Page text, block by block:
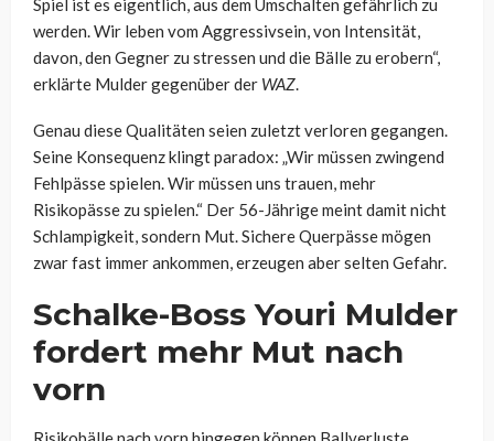
Spiel ist es eigentlich, aus dem Umschalten gefährlich zu
werden. Wir leben vom Aggressivsein, von Intensität,
davon, den Gegner zu stressen und die Bälle zu erobern“,
erklärte Mulder gegenüber der WAZ.
Genau diese Qualitäten seien zuletzt verloren gegangen.
Seine Konsequenz klingt paradox: „Wir müssen zwingend
Fehlpässe spielen. Wir müssen uns trauen, mehr
Risikopässe zu spielen.“ Der 56-Jährige meint damit nicht
Schlampigkeit, sondern Mut. Sichere Querpässe mögen
zwar fast immer ankommen, erzeugen aber selten Gefahr.
Schalke-Boss Youri Mulder
fordert mehr Mut nach
vorn